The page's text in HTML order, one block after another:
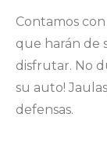
Contamos
que harán de
disfrutar. No
su auto!
defensas.